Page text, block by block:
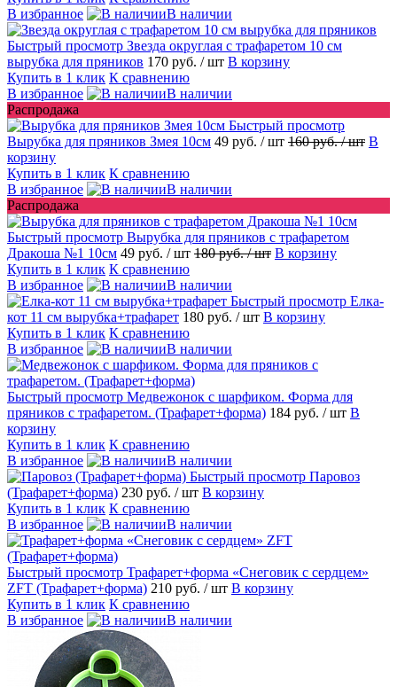
В избранное
В наличии
Быстрый просмотр Звезда округлая с трафаретом 10 см
вырубка для пряников 170 руб. / шт В корзину
Купить в 1 клик К сравнению
В избранное
В наличии
Распродажа
Быстрый просмотр
Вырубка для пряников Змея 10см 49 руб. / шт 160 руб./ шт В
корзину
Купить в 1 клик К сравнению
В избранное
В наличии
Распродажа
Быстрый просмотр Вырубка для пряников с трафаретом
Дракоша №1 10см 49 руб. / шт 180 руб./ шт В корзину
Купить в 1 клик К сравнению
В избранное
В наличии
Быстрый просмотр Елка-
кот 11 см вырубка+трафарет 180 руб. / шт В корзину
Купить в 1 клик К сравнению
В избранное
В наличии
Быстрый просмотр Медвежонок с шарфиком. Форма для
пряников с трафаретом. (Трафарет+форма) 184 руб. / шт В
корзину
Купить в 1 клик К сравнению
В избранное
В наличии
Быстрый просмотр Паровоз
(Трафарет+форма) 230 руб. / шт В корзину
Купить в 1 клик К сравнению
В избранное
В наличии
Быстрый просмотр Трафарет+форма «Снеговик с сердцем»
ZFT (Трафарет+форма) 210 руб. / шт В корзину
Купить в 1 клик К сравнению
В избранное
В наличии